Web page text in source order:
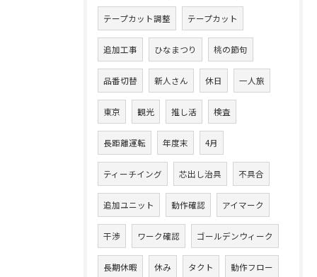
テープカット調整 テープカット
追加工事 ひなまつり 桃の節句
品番切替 新人さん 休日 一人旅
東京 観光 推し活 検査
長距離運転 年度末 4月
ティーチイング 芯出し治具 不具合
追加ユニット 動作確認 アイマーク
干渉 ワーク確認 ゴールデンウィーク
長期休暇 休み タクト 動作フロー